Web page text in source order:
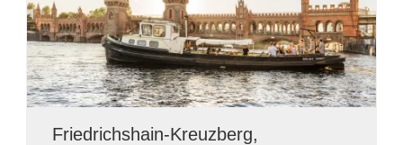
Friedrichshain-Kreuzberg,